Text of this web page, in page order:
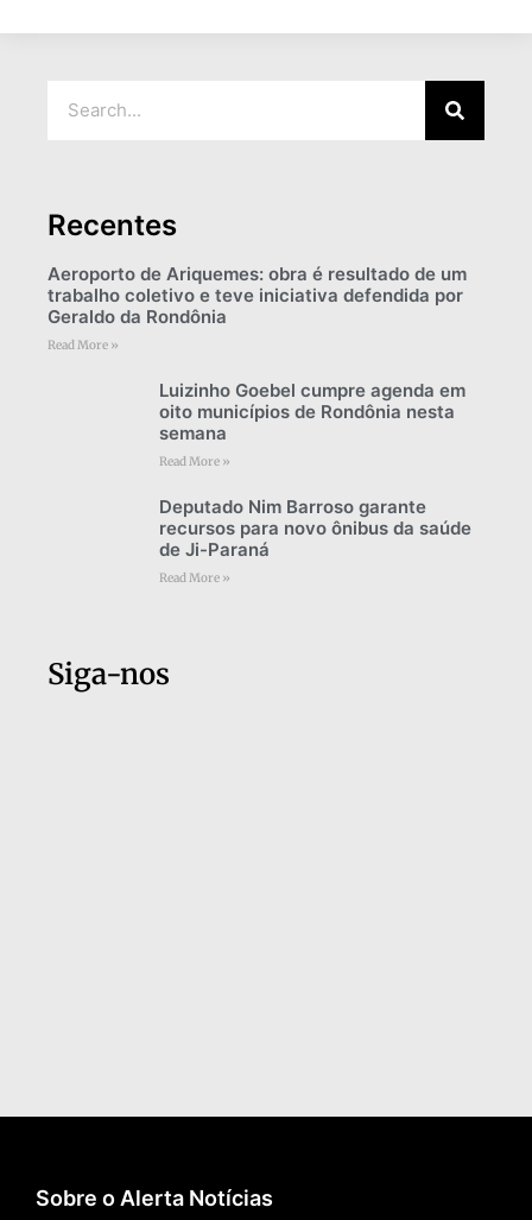
Recentes
Aeroporto de Ariquemes: obra é resultado de um
trabalho coletivo e teve iniciativa defendida por
Geraldo da Rondônia
Read More »
Luizinho Goebel cumpre agenda em
oito municípios de Rondônia nesta
semana
Read More »
Deputado Nim Barroso garante
recursos para novo ônibus da saúde
de Ji-Paraná
Read More »
Siga-nos
Sobre o Alerta Notícias